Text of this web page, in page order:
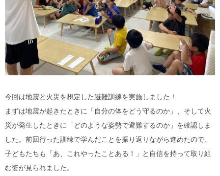
今回は地震と火災を想定した避難訓練を実施しました！
まずは地震が起きたときに「自分の体をどう守るのか」、そして火
災が発生したときに「どのような姿勢で避難するのか」を確認しま
した。前回行った訓練で学んだことを振り返りながら進めたので、
子どもたちも「あ、これやったことある！」と自信を持って取り組
む姿が見られました。